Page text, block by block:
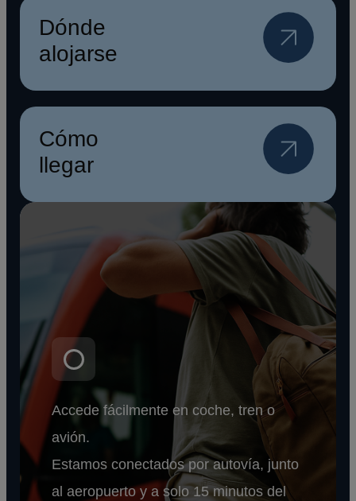
Dónde
alojarse
Cómo
llegar
Accede fácilmente en coche, tren o
avión.
Estamos conectados por autovía, junto
al aeropuerto y a solo 15 minutos del